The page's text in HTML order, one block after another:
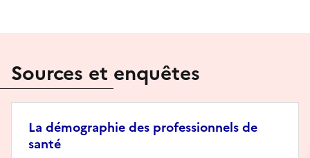
Sources et enquêtes
La démographie des professionnels de
santé